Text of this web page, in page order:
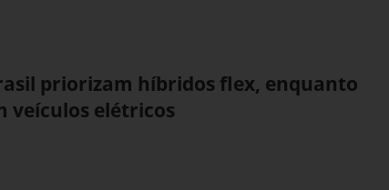
priorizam híbridos flex, enquanto
veículos elétricos